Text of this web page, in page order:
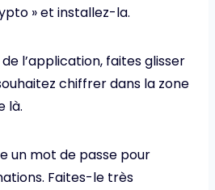
» et installez-la.
l’application, faites glisser
chiffrer dans la zone
là.
un mot de passe pour
Faites-le très